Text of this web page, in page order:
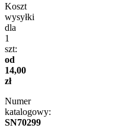
Koszt
wysyłki
dla
1
szt:
od
14,00
zł
Numer
katalogowy:
SN70299